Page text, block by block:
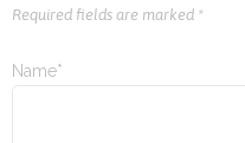
Required fields are marked *
Name*